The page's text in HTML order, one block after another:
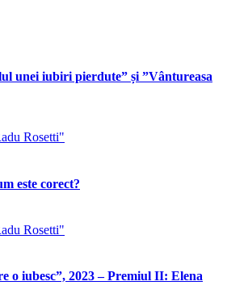
unei iubiri pierdute” și ”Vântureasa
Rosetti"
este corect?
Rosetti"
o iubesc”, 2023 – Premiul II: Elena